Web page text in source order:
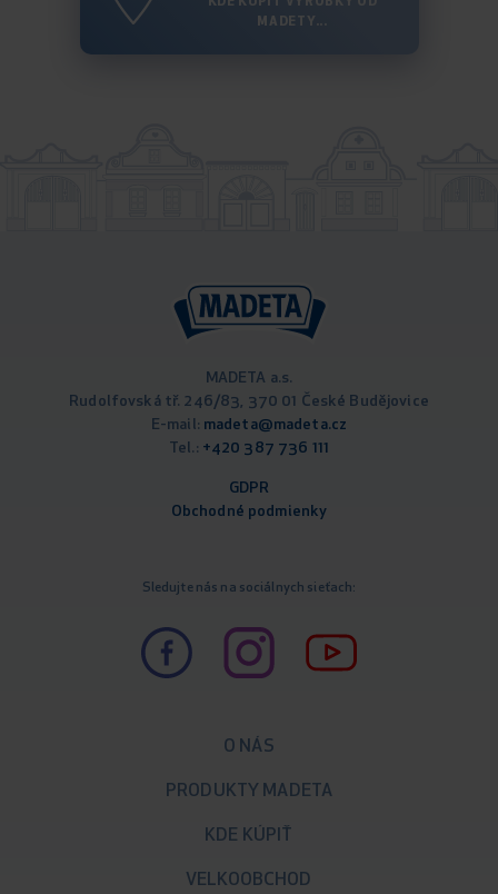
KDE KÚPIT VÝROBKY OD
MADETY...
MADETA a.s.
Rudolfovská tř. 246/83, 370 01 České Budějovice
E-mail: madeta@madeta.cz
Tel.: +420 387 736 111
GDPR
Obchodné podmienky
Sledujte nás na sociálnych sieťach:
O NÁS
PRODUKTY MADETA
KDE KÚPIŤ
VELKOOBCHOD